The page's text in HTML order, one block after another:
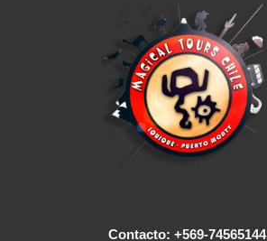
Contacto: +569-74565144